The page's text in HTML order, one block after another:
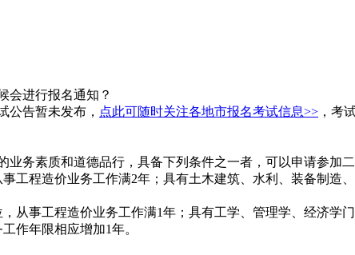
会进行报名通知？
公告暂未发布， 点此可随时关注各地市报名考试信息>> ，考
业务素质和道德品行，具备下列条件之一者，可以申请参加
工程造价业务工作满2年；具有土木建筑、水利、装备制造
从事工程造价业务工作满1年；具有工学、管理学、经济学
作年限相应增加1年。